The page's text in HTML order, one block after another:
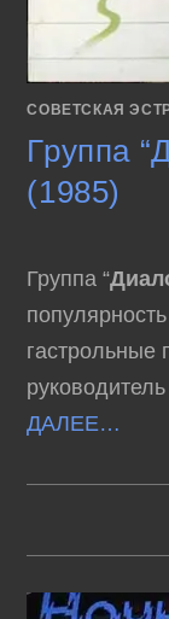
СОВЕТСКАЯ
Группа
(1985)
Группа “
ДАЛЕЕ…